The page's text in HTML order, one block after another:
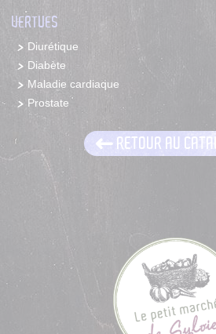
VERTUES
Diurétique
Diabète
Maladie cardiaque
Prostate
RETOUR AU